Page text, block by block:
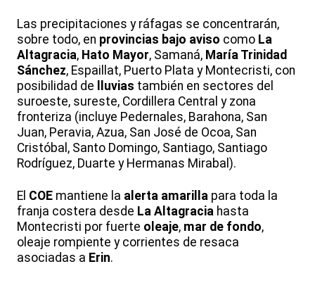
Las precipitaciones y ráfagas se concentrarán,
sobre todo, en provincias bajo aviso como La
Altagracia, Hato Mayor, Samaná, María Trinidad
Sánchez, Espaillat, Puerto Plata y Montecristi, con
posibilidad de
lluvias también en sectores del
suroeste, sureste, Cordillera Central y zona
fronteriza (incluye Pedernales, Barahona, San
Juan, Peravia, Azua, San José de Ocoa, San
Cristóbal, Santo Domingo, Santiago, Santiago
Rodríguez, Duarte y Hermanas Mirabal).
El COE mantiene la alerta amarilla para toda la
franja costera desde La Altagracia hasta
Montecristi por fuerte oleaje, mar de fondo,
oleaje rompiente y corrientes de resaca
asociadas a Erin.